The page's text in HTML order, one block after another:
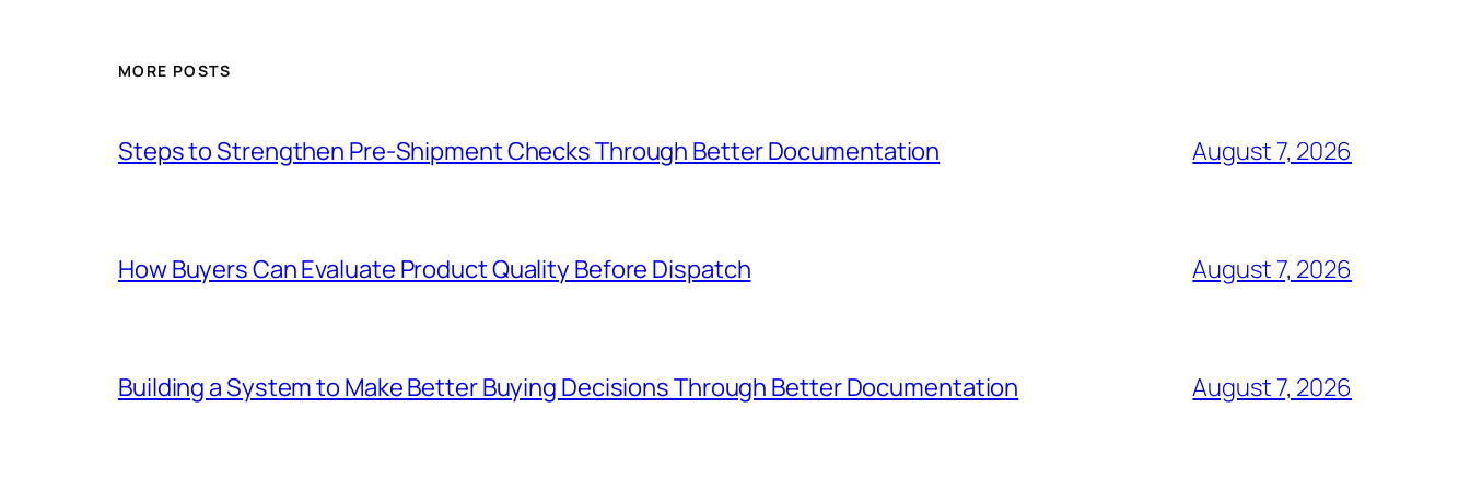
MORE POSTS
Steps to Strengthen Pre-Shipment Checks Through Better Documentation August 7, 2026
How Buyers Can Evaluate Product Quality Before Dispatch August 7, 2026
Building a System to Make Better Buying Decisions Through Better Documentation August 7, 2026